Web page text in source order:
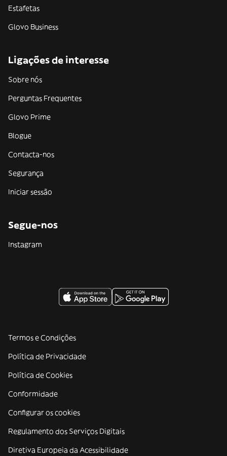
Estafetas
Glovo Business
Ligações de interesse
Sobre nós
Perguntas Frequentes
Glovo Prime
Blogue
Contacta-nos
Segurança
Iniciar sessão
Segue-nos
Instagram
Termos e Condições
Política de Privacidade
Política de Cookies
Conformidade
Configurar os cookies
Regulamento dos Serviços Digitais
Diretiva Europeia da Acessibilidade